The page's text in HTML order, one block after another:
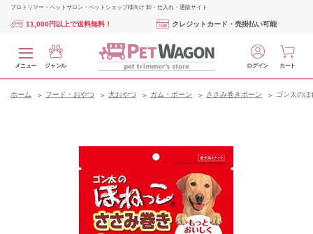
プロトリマー・ペットサロン・ペットショップ様向け 卸・仕入れ・通販サイト
11,000円以上で送料無料！ クレジットカード・売掛払い可能
メニュー ジャンル ログイン カート
ホーム フード・おやつ 犬おやつ ガム・ボーン ささみ巻きボーン ゴン太の